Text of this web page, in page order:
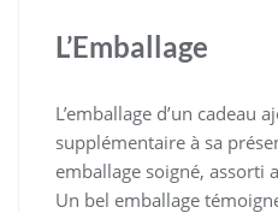
L’Emballage
L’emballage d’un cadeau
supplémentaire à sa
emballage soigné, assorti
Un bel emballage